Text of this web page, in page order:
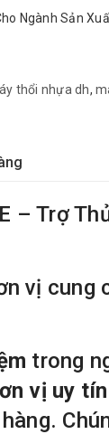
Ngành Sản
thổi nhựa dh,
– Trợ
vị cung
trong
vị uy